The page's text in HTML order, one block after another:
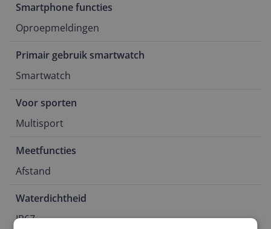
Smartphone functies
Oproepmeldingen
Primair gebruik smartwatch
Smartwatch
Voor sporten
Multisport
Meetfuncties
Afstand
Waterdichtheid
IP67